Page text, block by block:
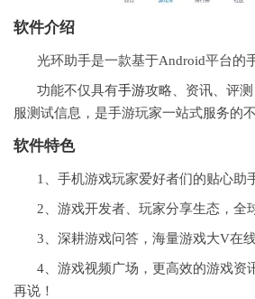
软件介绍
光环助手是一款基于Android平台的
功能不仅具有手游攻略、资讯、评
服测试信息，是手游玩家一站式服务的不
软件特色
1、手机游戏玩家爱好者们的贴心助
2、游戏开发者、玩家分享生态，全
3、深耕游戏问答，海量游戏大V在
4、游戏视频广场，更高效的游戏资
再说！